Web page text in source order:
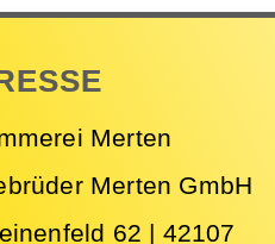
Merten
Merten GmbH
62 | 42107